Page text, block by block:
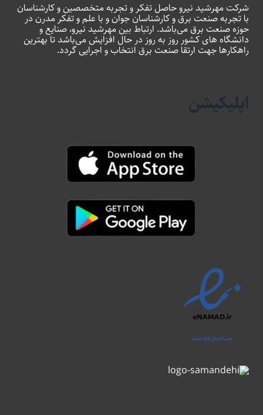
شرکت مهرشید نیرو حاصل تفکر و تجربه متخصصین و کارشناسان
با تجربه صنعت برق و کارشناسان جوان و با علم و تفکر مدرن در
حوزه صنعت برق می‌باشد. ارتباط بین مهرشید نیرو، صنایع و
دانشگاه های کشور روز به روز در حال افزایش می‌باشد تا بهترین
راهکارها جهت ارتقا صنعت برق انتخاب و اجرایی گردد.
اپلیکیشن